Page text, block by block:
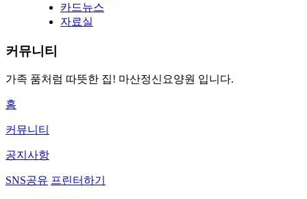
카드뉴스
자료실
커뮤니티
가족 품처럼 따뜻한 집! 마산정신요양원 입니다.
홈
커뮤니티
공지사항
SNS공유 프린터하기